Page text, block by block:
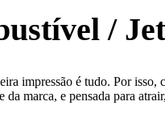
/
impressão é tudo. Por
marca, e pensada para